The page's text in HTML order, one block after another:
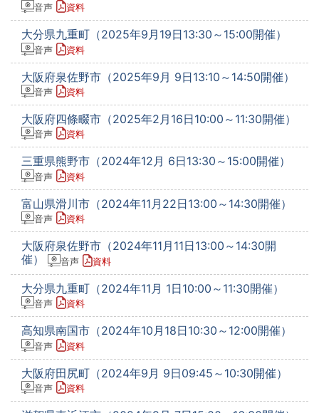
音声 資料
大分県九重町（2025年9月19日13:30～15:00開催）
音声 資料
大阪府泉佐野市（2025年9月 9日13:10～14:50開催）
音声 資料
大阪府四條畷市（2025年2月16日10:00～11:30開催）
音声 資料
三重県熊野市（2024年12月 6日13:30～15:00開催）
音声 資料
富山県滑川市（2024年11月22日13:00～14:30開催）
音声 資料
大阪府泉佐野市（2024年11月11日13:00～14:30開
催）
音声 資料
大分県九重町（2024年11月 1日10:00～11:30開催）
音声 資料
高知県南国市（2024年10月18日10:30～12:00開催）
音声 資料
大阪府田尻町（2024年9月 9日09:45～10:30開催）
音声 資料